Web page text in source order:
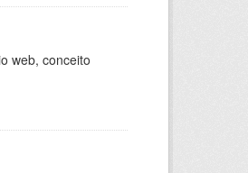
web, conceito